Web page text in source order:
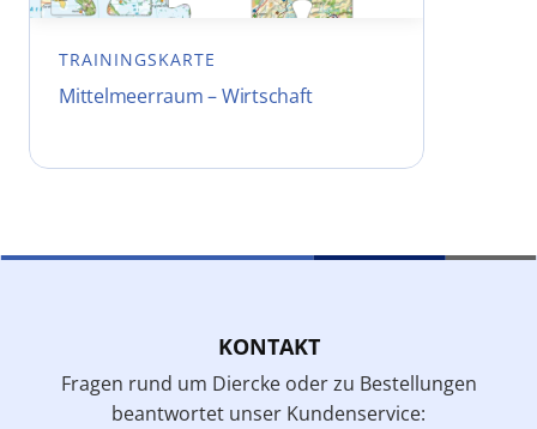
TRAININGSKARTE
Mittelmeerraum – Wirtschaft
KONTAKT
Fragen rund um Diercke oder zu Bestellungen
beantwortet unser Kundenservice: